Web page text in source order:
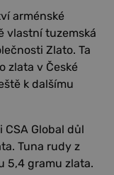
arménské
vlastní tuzemská
Zlato. Ta
zlata v České
k dalšímu
Global důl
Tuna rudy z
5,4 gramu zlata.